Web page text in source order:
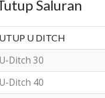
Saluran
U DITCH
Ditch 30
Ditch 40